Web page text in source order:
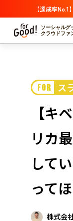
【達成率
ソーシャルグ
クラウドファ
プロジェク
カテゴリー
注目 新着
支援人数が多い
カテゴリーか
国際協力 医
環境・エシカル
社会貢献
地域からさがす
FOR ス
【キ
リカ
して
って
株式会